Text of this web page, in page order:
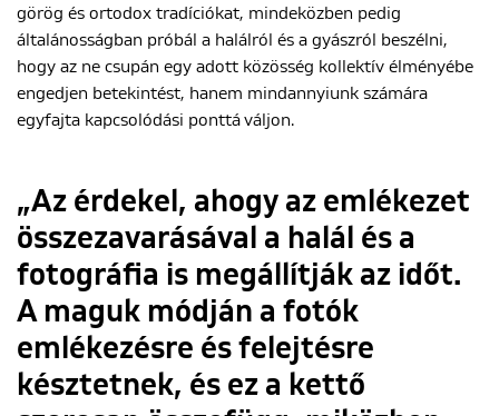
görög és ortodox tradíciókat, mindeközben pedig
általánosságban próbál a halálról és a gyászról beszélni,
hogy az ne csupán egy adott közösség kollektív élményébe
engedjen betekintést, hanem mindannyiunk számára
egyfajta kapcsolódási ponttá váljon.
„Az érdekel, ahogy az emlékezet
összezavarásával a halál és a
fotográfia is megállítják az időt.
A maguk módján a fotók
emlékezésre és felejtésre
késztetnek, és ez a kettő